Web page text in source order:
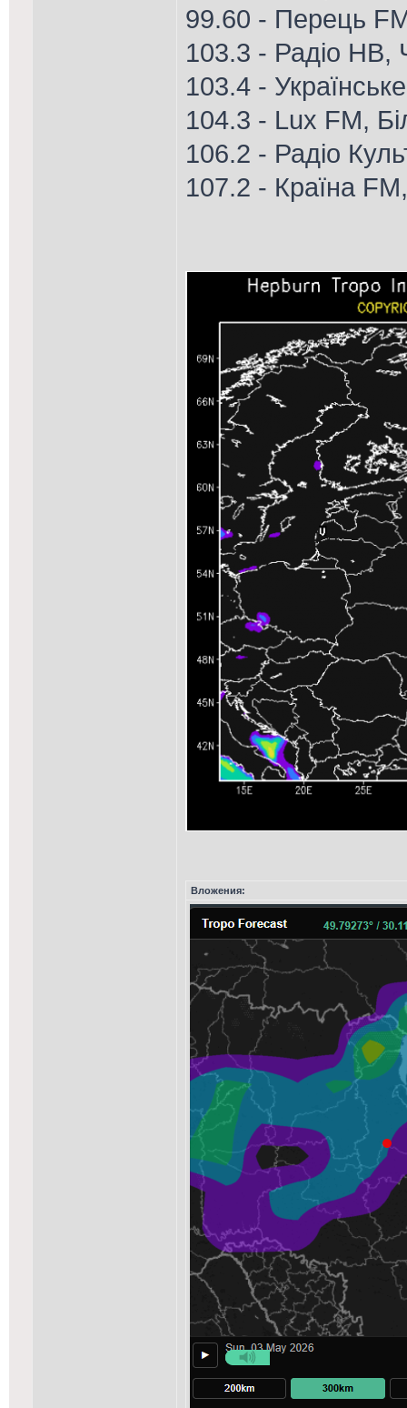
99.60 - Перець
103.3 - Радіо НВ,
103.4 -
104.3 - Lux FM,
106.2 - Радіо
107.2 - Країна
Вложения: